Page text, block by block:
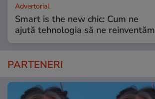
Advertorial
Smart is the new chic: Cum ne
ajută tehnologia să ne reinventăm
PARTENERI